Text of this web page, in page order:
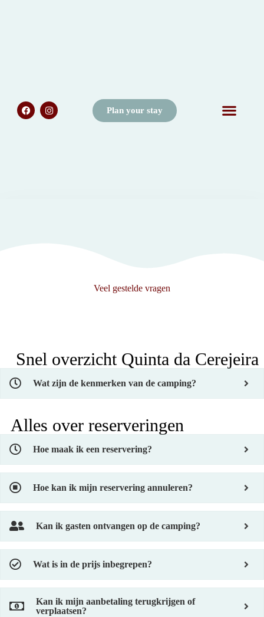
Plan your stay
Veel gestelde vragen
Snel overzicht Quinta da Cerejeira​
Wat zijn de kenmerken van de camping?
Alles over reserveringen
Hoe maak ik een reservering?
Hoe kan ik mijn reservering annuleren?
Kan ik gasten ontvangen op de camping?
Wat is in de prijs inbegrepen?
Kan ik mijn aanbetaling terugkrijgen of
verplaatsen?